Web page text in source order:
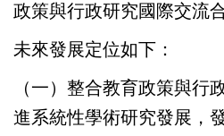
政策與行政研究國際交流
未來發展定位如下：
（一）整合教育政策與行
進系統性學術研究發展，